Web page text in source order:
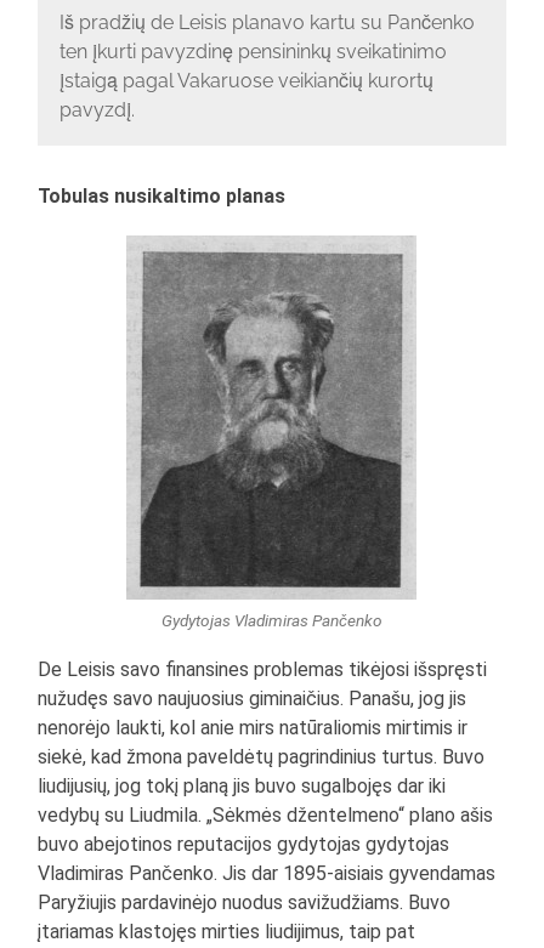
Iš pradžių de Leisis planavo kartu su Pančenko
ten įkurti pavyzdinę pensininkų sveikatinimo
įstaigą pagal Vakaruose veikiančių kurortų
pavyzdį.
Tobulas nusikaltimo planas
Gydytojas Vladimiras Pančenko
De Leisis savo finansines problemas tikėjosi išspręsti
nužudęs savo naujuosius giminaičius. Panašu, jog jis
nenorėjo laukti, kol anie mirs natūraliomis mirtimis ir
siekė, kad žmona paveldėtų pagrindinius turtus. Buvo
liudijusių, jog tokį planą jis buvo sugalbojęs dar iki
vedybų su Liudmila. „Sėkmės džentelmeno“ plano ašis
buvo abejotinos reputacijos gydytojas gydytojas
Vladimiras Pančenko. Jis dar 1895-aisiais gyvendamas
Paryžiujis pardavinėjo nuodus savižudžiams. Buvo
įtariamas klastojęs mirties liudijimus, taip pat